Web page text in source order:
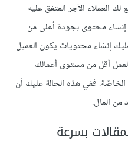
العملاء الأجر المتفق عليه
إنشاء محتوى بجودة أعلى من
إنشاء محتويات يكون العميل
أقل من مستوى أعمالك
الخاصّة. ففي هذه الحالة عليك أن
من المال.